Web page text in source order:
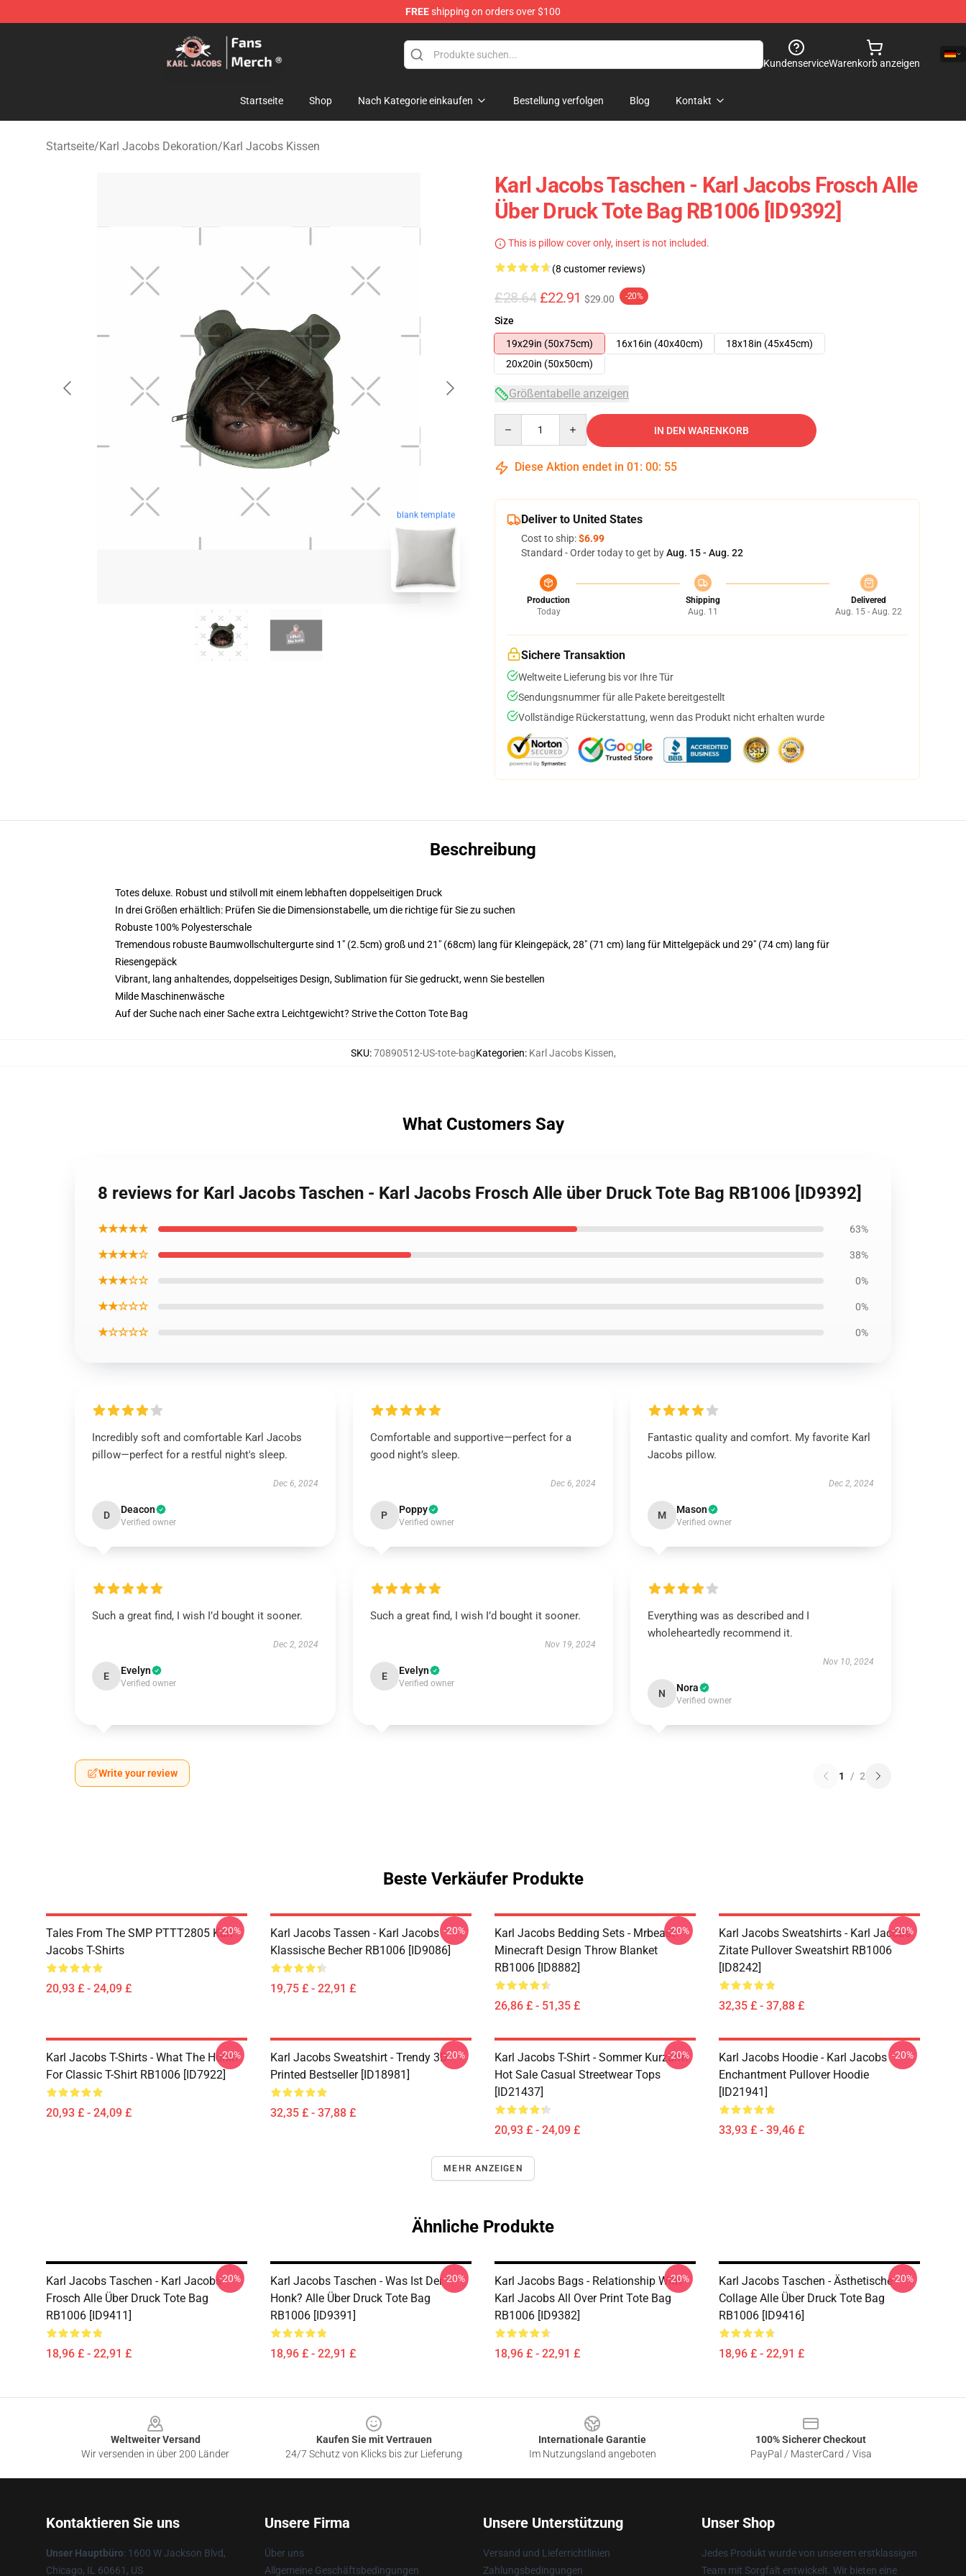
FREEshipping on orders over $100
Karl Jacobs Store - Official Karl Jacobs Merchandise Shop
KundenserviceWarenkorb anzeigen
Startseite Shop Nach Kategorie einkaufen Bestellung verfolgen Blog Kontakt
Startseite/Karl Jacobs Dekoration/Karl Jacobs Kissen
blank template
Karl Jacobs Taschen - Karl Jacobs Frosch Alle
Über Druck Tote Bag RB1006 [ID9392]
This is pillow cover only, insert is not included.
(8 customer reviews)
£28.64 £22.91 $29.00 -20%
Size
19x29in (50x75cm)
16x16in (40x40cm)
18x18in (45x45cm)
20x20in (50x50cm)
Größentabelle anzeigen
IN DEN WARENKORB
Diese Aktion endet in 01 : 00: 54
Deliver to United States
Cost to ship:$6.99
Standard - Order today to get byAug. 15 - Aug. 22
Production
Today
Shipping
Aug. 11
Delivered
Aug. 15 - Aug. 22
Sichere Transaktion
Weltweite Lieferung bis vor Ihre Tür
Sendungsnummer für alle Pakete bereitgestellt
Vollständige Rückerstattung, wenn das Produkt nicht erhalten wurde
Beschreibung
Totes deluxe. Robust und stilvoll mit einem lebhaften doppelseitigen Druck
In drei Größen erhältlich: Prüfen Sie die Dimensionstabelle, um die richtige für Sie zu suchen
Robuste 100% Polyesterschale
Tremendous robuste Baumwollschultergurte sind 1" (2.5cm) groß und 21" (68cm) lang für Kleingepäck, 28" (71 cm) lang für Mittelgepäck und 29" (74 cm) lang für
Riesengepäck
Vibrant, lang anhaltendes, doppelseitiges Design, Sublimation für Sie gedruckt, wenn Sie bestellen
Milde Maschinenwäsche
Auf der Suche nach einer Sache extra Leichtgewicht? Strive the Cotton Tote Bag
SKU:70890512-US-tote-bagKategorien: Karl Jacobs Kissen,
What Customers Say
8 reviews for Karl Jacobs Taschen - Karl Jacobs Frosch Alle über Druck Tote Bag RB1006 [ID9392]
★★★★★ 63%
★★★★☆ 38%
★★★☆☆ 0%
★★☆☆☆ 0%
★☆☆☆☆ 0%
Incredibly soft and comfortable Karl Jacobs
pillow—perfect for a restful night's sleep.
Dec 6, 2024
D Deacon
Verified owner
Comfortable and supportive—perfect for a
good night’s sleep.
Dec 6, 2024
P Poppy
Verified owner
Fantastic quality and comfort. My favorite Karl
Jacobs pillow.
Dec 2, 2024
M Mason
Verified owner
Such a great find, I wish I’d bought it sooner.
Dec 2, 2024
E Evelyn
Verified owner
Such a great find, I wish I’d bought it sooner.
Nov 19, 2024
E Evelyn
Verified owner
Everything was as described and I
wholeheartedly recommend it.
Nov 10, 2024
N Nora
Verified owner
Write your review 1 / 2
Beste Verkäufer Produkte
Tales From The SMP PTTT2805 Karl
Jacobs T-Shirts
20,93 £ - 24,09 £
-20%
Karl Jacobs Tassen - Karl Jacobs
Klassische Becher RB1006 [ID9086]
19,75 £ - 22,91 £
-20%
Karl Jacobs Bedding Sets - Mrbeast
Minecraft Design Throw Blanket
RB1006 [ID8882]
26,86 £ - 51,35 £
-20%
Karl Jacobs Sweatshirts - Karl Jacobs
Zitate Pullover Sweatshirt RB1006
[ID8242]
32,35 £ - 37,88 £
-20%
Karl Jacobs T-Shirts - What The Honk?
For Classic T-Shirt RB1006 [ID7922]
20,93 £ - 24,09 £
-20%
Karl Jacobs Sweatshirt - Trendy 3D
Printed Bestseller [ID18981]
32,35 £ - 37,88 £
-20%
Karl Jacobs T-Shirt - Sommer Kurzarm
Hot Sale Casual Streetwear Tops
[ID21437]
20,93 £ - 24,09 £
-20%
Karl Jacobs Hoodie - Karl Jacobs
Enchantment Pullover Hoodie
[ID21941]
33,93 £ - 39,46 £
-20%
MEHR ANZEIGEN
Ähnliche Produkte
Karl Jacobs Taschen - Karl Jacobs
Frosch Alle Über Druck Tote Bag
RB1006 [ID9411]
18,96 £ - 22,91 £
-20%
Karl Jacobs Taschen - Was Ist Der
Honk? Alle Über Druck Tote Bag
RB1006 [ID9391]
18,96 £ - 22,91 £
-20%
Karl Jacobs Bags - Relationship With
Karl Jacobs All Over Print Tote Bag
RB1006 [ID9382]
18,96 £ - 22,91 £
-20%
Karl Jacobs Taschen - Ästhetische
Collage Alle Über Druck Tote Bag
RB1006 [ID9416]
18,96 £ - 22,91 £
-20%
Weltweiter Versand
Wir versenden in über 200 Länder
Kaufen Sie mit Vertrauen
24/7 Schutz von Klicks bis zur Lieferung
Internationale Garantie
Im Nutzungsland angeboten
100% Sicherer Checkout
PayPal / MasterCard / Visa
Kontaktieren Sie uns
Unser Hauptbüro: 1600 W Jackson Blvd,
Chicago, IL 60661, US
Unsere Firma
Über uns
Allgemeine Geschäftsbedingungen
Unsere Unterstützung
Versand und Lieferrichtlinien
Zahlungsbedingungen
Unser Shop
Jedes Produkt wurde von unserem erstklassigen
Team mit Sorgfalt entwickelt. Wir bieten eine